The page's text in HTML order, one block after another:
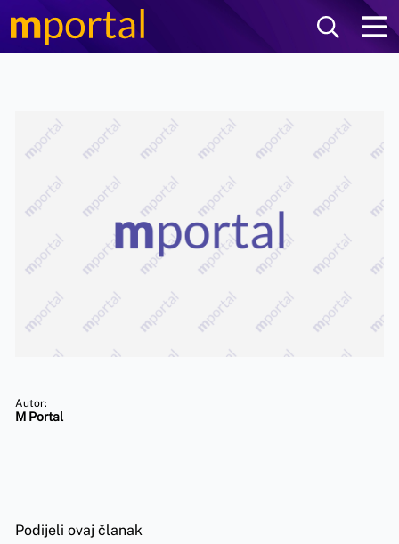
Autor:
M Portal
Podijeli ovaj članak